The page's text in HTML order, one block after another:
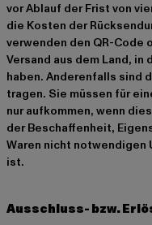
vor Ablauf der Frist von
die Kosten der
verwenden den QR-Code
Versand aus dem Land,
haben. Anderenfalls sind
tragen. Sie müssen für
nur aufkommen, wenn
der Beschaffenheit,
Waren nicht notwendigen
ist.
Ausschluss- bzw.